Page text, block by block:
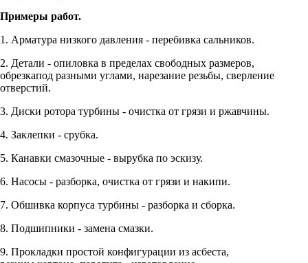
Примеры работ.
1. Арматура низкого давления - перебивка сальников.
2. Детали - опиловка в пределах свободных размеров,
обрезкапод разными углами, нарезание резьбы, сверление
отверстий.
3. Диски ротора турбины - очистка от грязи и ржавчины.
4. Заклепки - срубка.
5. Канавки смазочные - вырубка по эскизу.
6. Насосы - разборка, очистка от грязи и накипи.
7. Обшивка корпуса турбины - разборка и сборка.
8. Подшипники - замена смазки.
9. Прокладки простой конфигурации из асбеста,